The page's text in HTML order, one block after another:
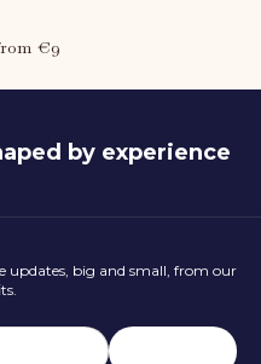
height?
€9
by experience
updates, big and small, from our